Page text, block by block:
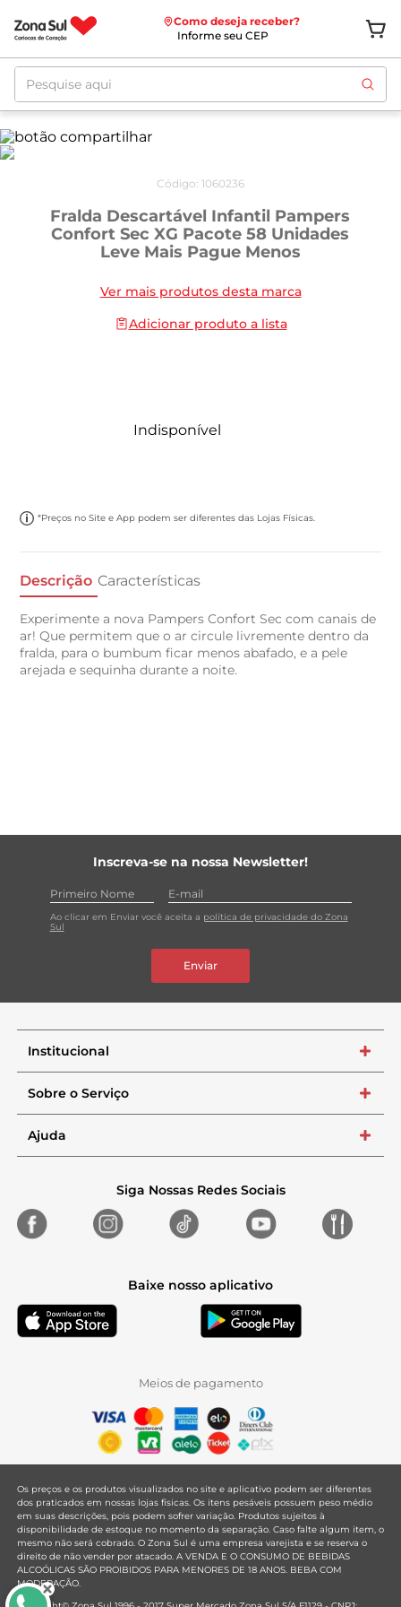
Como deseja receber?
Informe seu CEP
Pesquise aqui
Código: 1060236
Fralda Descartável Infantil Pampers
Confort Sec XG Pacote 58 Unidades
Leve Mais Pague Menos
Ver mais produtos desta marca
Adicionar produto a lista
Indisponível
*Preços no Site e App podem ser diferentes das Lojas Físicas.
Descrição Características
Experimente a nova Pampers Confort Sec com canais de
ar! Que permitem que o ar circule livremente dentro da
fralda, para o bumbum ficar menos abafado, e a pele
arejada e sequinha durante a noite.
Inscreva-se na nossa Newsletter!
Ao clicar em Enviar você aceita a política de privacidade do Zona
Sul
Enviar
Institucional +
Sobre o Serviço +
Ajuda +
Siga Nossas Redes Sociais
Baixe nosso aplicativo
Meios de pagamento
Os preços e os produtos visualizados no site e aplicativo podem ser diferentes
dos praticados em nossas lojas físicas. Os itens pesáveis possuem peso médio
em suas descrições, pois podem sofrer variação. Produtos sujeitos à
disponibilidade de estoque no momento da separação. Caso falte algum item, o
mesmo não será cobrado. O Zona Sul é uma empresa varejista e se reserva o
direito de não vender por atacado. A VENDA E O CONSUMO DE BEBIDAS
ALCOÓLICAS SÃO PROIBIDOS PARA MENORES DE 18 ANOS. BEBA COM
MODERAÇÃO.